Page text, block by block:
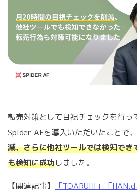
転売対策として目視チェックを行っ
Spider AFを導入いただいたことで、
減、さらに他社ツールでは検知でき
も検知に成功しました。
【関連記事】
「TOARUHI」「